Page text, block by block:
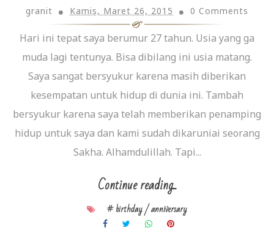
granit Kamis, Maret 26, 2015 0 Comments
Hari ini tepat saya berumur 27 tahun. Usia yang ga
muda lagi tentunya. Bisa dibilang ini usia matang.
Saya sangat bersyukur karena masih diberikan
kesempatan untuk hidup di dunia ini. Tambah
bersyukur karena saya telah memberikan penamping
hidup untuk saya dan kami sudah dikaruniai seorang
Sakha. Alhamdulillah. Tapi...
Continue reading...
# birthday / anniversary